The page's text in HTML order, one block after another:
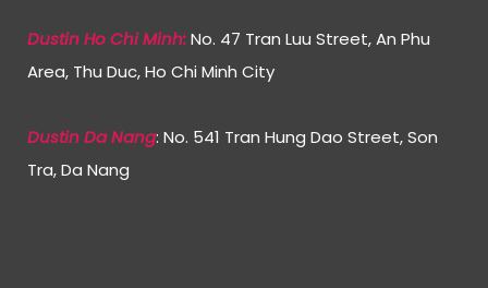
Dustin Ho Chi Minh:No. 47 Tran Luu Street, An Phu
Area, Thu Duc, Ho Chi Minh City
Dustin Da Nang: No. 541 Tran Hung Dao Street, Son
Tra, Da Nang